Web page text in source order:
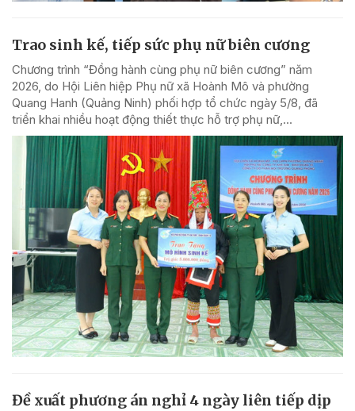
Trao sinh kế, tiếp sức phụ nữ biên cương
Chương trình “Đồng hành cùng phụ nữ biên cương” năm
2026, do Hội Liên hiệp Phụ nữ xã Hoành Mô và phường
Quang Hanh (Quảng Ninh) phối hợp tổ chức ngày 5/8, đã
triển khai nhiều hoạt động thiết thực hỗ trợ phụ nữ,...
Đề xuất phương án nghỉ 4 ngày liên tiếp dịp